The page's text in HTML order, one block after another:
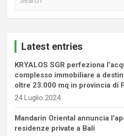
Latest entries
KRYALOS SGR perfeziona
complesso immobiliare a
oltre 23.000 mq in provincia di
24 Luglio 2024
Mandarin Oriental annuncia
residenze private a Bali